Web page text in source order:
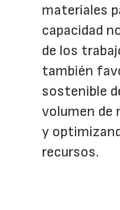
materiales
capacidad
de los
también
sostenible
volumen de
y
recursos.